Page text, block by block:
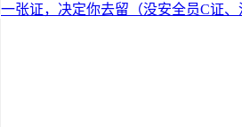
一张证，决定你去留（没安全员C证、